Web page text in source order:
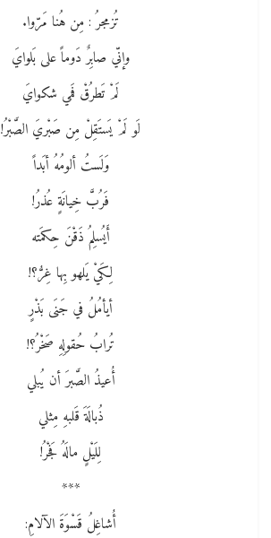
تُزمجرُ : مِن هُنا مَرّوا.
وإنّي صابِرٌ دَوماً على بَلوايَ
لَمْ تَطرُقْ فَمي شكوايَ
لَو لَمْ يَستَقِلْ مِن صَبْريَ الصَّبْرُ!
وَلَستُ ألومُهُ أبَداً
فَرُبَّ خِيانَةٍ عُذرُ!
أَيُسلِمُ ذَقْنَ حِكمَته
لِكَيْ يَلهو بِها غِرُّ؟!
أيأمُلُ في جَنَى بَذْرٍ
تُرابُ حُقولِهِ صَخْرُ؟!
أُعيذُ الصَّبرَ أن يُبلي
ذُبالَةَ قَلبهِ مِثلي
لِلَيْلٍ مالَهُ فَجْرُ!
***
أُشاغِلُ قَسْوَةَ الآلامِ: